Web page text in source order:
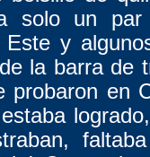
solo un
y
la barra de
probaron en